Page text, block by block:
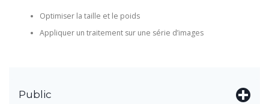
Optimiser la taille et le poids
Appliquer un traitement sur une série d’images
Public